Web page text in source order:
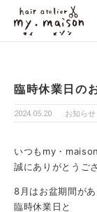
臨時休業日の
2024.05.20 お知らせ
いつもmy・
誠にありがとうご
8月はお盆期間があ
臨時休業日と